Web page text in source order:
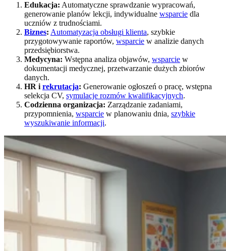
Edukacja: Automatyczne sprawdzanie wypracowań,
generowanie planów lekcji, indywidualne wsparcie dla
uczniów z trudnościami.
Biznes: Automatyzacja obsługi klienta, szybkie
przygotowywanie raportów, wsparcie w analizie danych
przedsiębiorstwa.
Medycyna: Wstępna analiza objawów, wsparcie w
dokumentacji medycznej, przetwarzanie dużych zbiorów
danych.
HR i rekrutacja: Generowanie ogłoszeń o pracę, wstępna
selekcja CV, symulacje rozmów kwalifikacyjnych.
Codzienna organizacja: Zarządzanie zadaniami,
przypomnienia, wsparcie w planowaniu dnia, szybkie
wyszukiwanie informacji.